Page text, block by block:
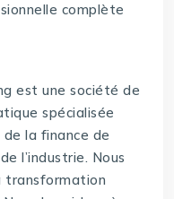
complète
est une société de
spécialisée
la finance de
l’industrie. Nous
transformation